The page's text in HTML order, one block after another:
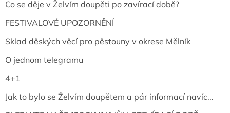
Co se děje v Želvím doupěti po zavírací době?
FESTIVALOVÉ UPOZORNĚNÍ
Sklad děských věcí pro pěstouny v okrese Mělník
O jednom telegramu
4+1
Jak to bylo se Želvím doupětem a pár informací navíc...